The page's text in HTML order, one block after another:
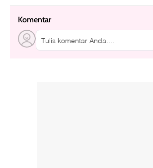
Komentar
Tulis komentar Anda....